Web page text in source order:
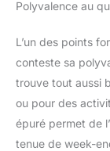
Polyvalence au
L’un des points
conteste sa
trouve tout aussi
ou pour des
épuré permet de
tenue de week-